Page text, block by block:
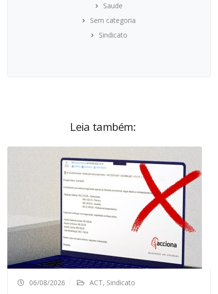
Saude
Sem categoria
Sindicato
Leia também:
06/08/2026 ACT, Sindicato